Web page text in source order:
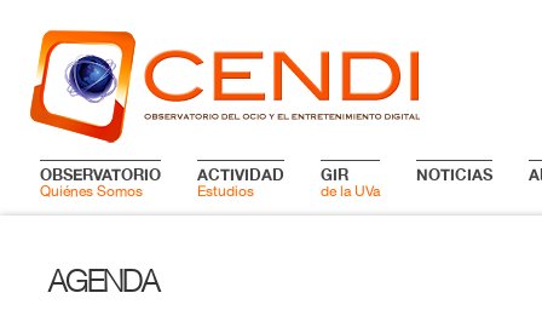
OBSERVATORIO
Quiénes Somos
ACTIVIDAD
Estudios
GIR
de la UVa
NOTICIAS
AGENDA